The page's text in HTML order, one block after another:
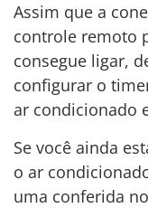
Assim que a
controle remoto
consegue ligar,
configurar o
ar condicionado
Se você ainda
o ar
uma conferida